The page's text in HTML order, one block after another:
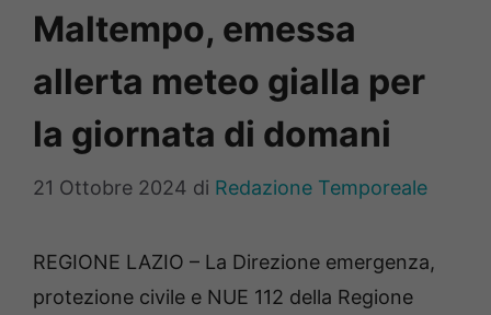
Maltempo, emessa
allerta meteo gialla per
la giornata di domani
21 Ottobre 2024 di Redazione Temporeale
REGIONE LAZIO – La Direzione emergenza,
protezione civile e NUE 112 della Regione